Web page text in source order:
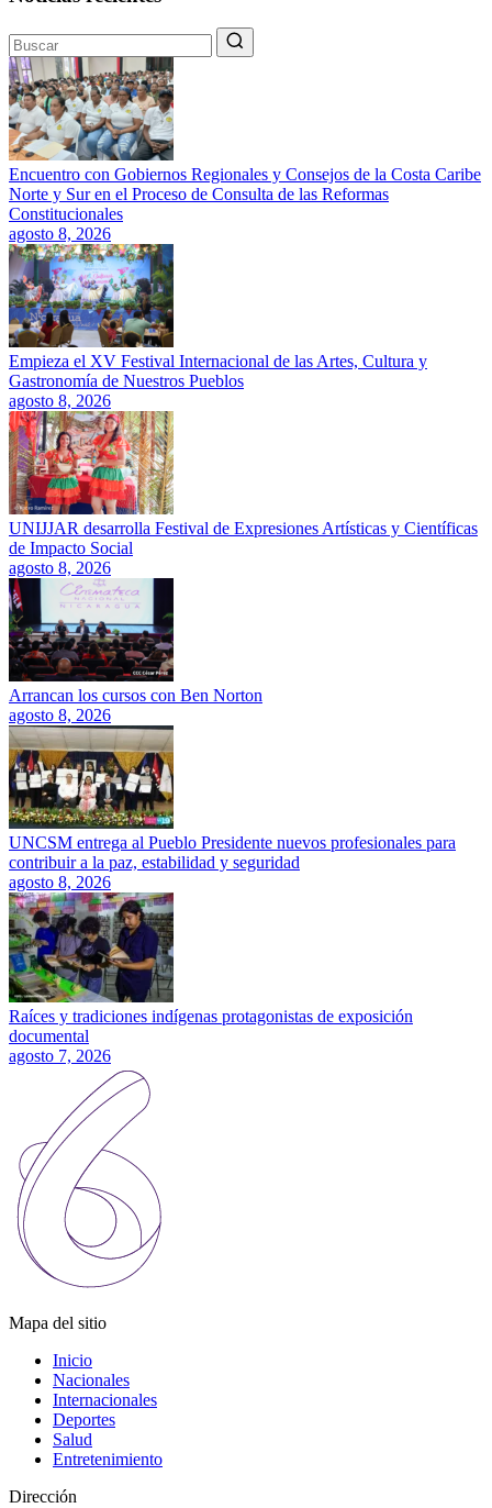
Encuentro con Gobiernos Regionales y Consejos de la Costa Caribe
Norte y Sur en el Proceso de Consulta de las Reformas
Constitucionales
agosto 8, 2026
Empieza el XV Festival Internacional de las Artes, Cultura y
Gastronomía de Nuestros Pueblos
agosto 8, 2026
UNIJJAR desarrolla Festival de Expresiones Artísticas y Científicas
de Impacto Social
agosto 8, 2026
Arrancan los cursos con Ben Norton
agosto 8, 2026
UNCSM entrega al Pueblo Presidente nuevos profesionales para
contribuir a la paz, estabilidad y seguridad
agosto 8, 2026
Raíces y tradiciones indígenas protagonistas de exposición
documental
agosto 7, 2026
Mapa del sitio
Inicio
Nacionales
Internacionales
Deportes
Salud
Entretenimiento
Dirección